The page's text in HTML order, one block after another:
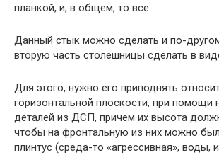
планкой, и, в общем, то все.
Данный стык можно сделать и по-
вторую часть столешницы сделать в
Для этого, нужно его приподнять
горизонтальной плоскости, при помощи
деталей из ДСП, причем их высота
чтобы на фронтальную из них можно
плинтус (среда-то «агрессивная», воды,